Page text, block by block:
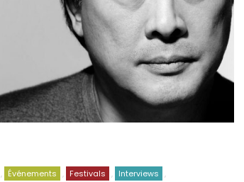
Événements Festivals
Interviews